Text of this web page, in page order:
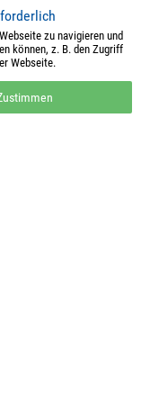
zu navigieren und
können, z. B. den Zugriff
Webseite.